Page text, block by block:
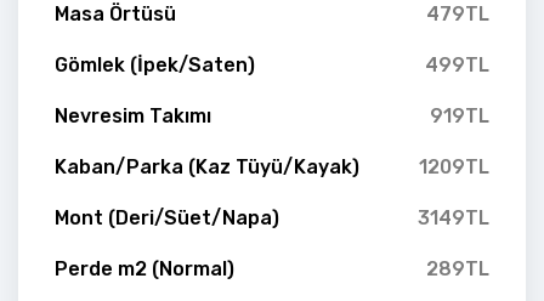
Masa Örtüsü 479TL
Gömlek (İpek/Saten) 499TL
Nevresim Takımı 919TL
Kaban/Parka (Kaz Tüyü/Kayak) 1209TL
Mont (Deri/Süet/Napa) 3149TL
Perde m2 (Normal) 289TL